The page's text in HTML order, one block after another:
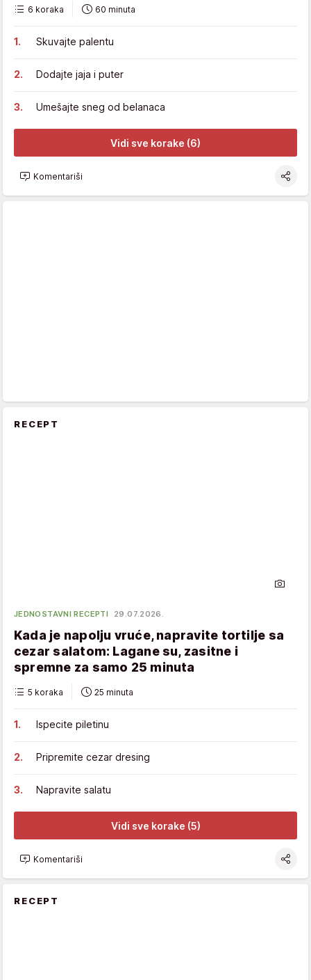
6 koraka 60 minuta
Skuvajte palentu
Dodajte jaja i puter
Umešajte sneg od belanaca
Vidi sve korake (6)
Komentariši
RECEPT
JEDNOSTAVNI RECEPTI 29.07.2026.
Kada je napolju vruće, napravite tortilje sa
cezar salatom: Lagane su, zasitne i
spremne za samo 25 minuta
5 koraka 25 minuta
Ispecite piletinu
Pripremite cezar dresing
Napravite salatu
Vidi sve korake (5)
Komentariši
RECEPT